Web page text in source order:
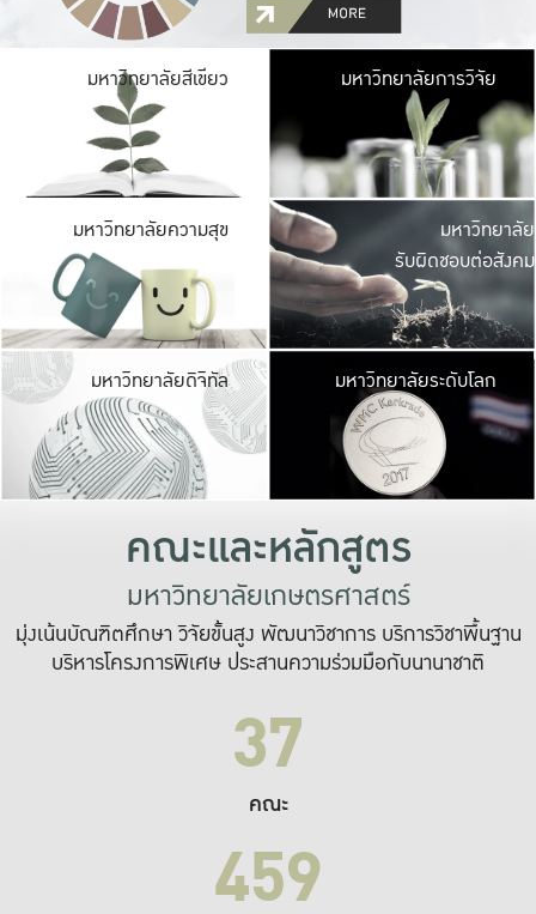
มหาวิทยาลัยสีเขียว มหาวิ
มีพื้นที่เขียวสดใส
เป็นป่าในเมือง เกษต
มหาวิทยาลัยการวิจัย
มหาวิทยาลัยความสุข มหาวิ
ค
เปิดประ
และพบเรื่องราวใ
มหาวิทยาลัย
รับผิดชอบต่อสังคม
มหาวิทยาลัยดิจิทัล มหาวิ
เปลี่ยนแปลง แล
เพื่อทำง
ระบบสารสนเทศ
มหาวิทยาลัยระดับโลก
คณะและหลักสูตร
มหาวิทยาลัยเกษตรศาสตร์
มุ่งเน้นบัณฑิตศึกษา วิจัยขั้นสูง พัฒนาวิชาการ บริการวิชาพื้นฐาน
บริหารโครงการพิเศษ ประสานความร่วมมือกับนานาชาติ
37
คณะ
459